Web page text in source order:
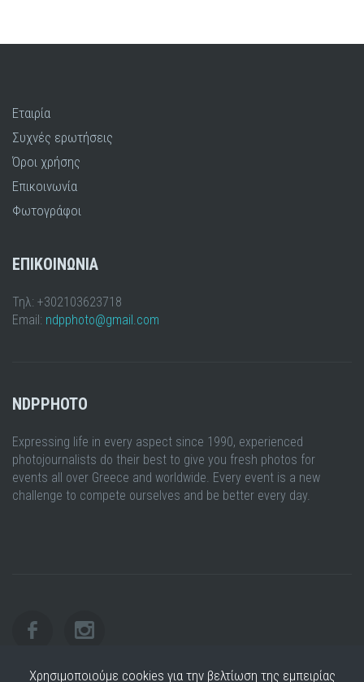
Εταιρία
Συχνές ερωτήσεις
Όροι χρήσης
Επικοινωνία
Φωτογράφοι
ΕΠΙΚΟΙΝΩΝΙΑ
Τηλ: +302103623718
Email: ndpphoto@gmail.com
NDPPHOTO
Expressing life in every aspect since 1990, experienced
photojournalists do their best to give you fresh photos for
events all over Greece and worldwide. Every event is a new
challenge to compete ourselves and be better every day.
Χρησιμοποιούμε cookies για την βελτίωση της εμπειρίας